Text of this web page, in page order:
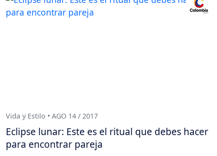
Vida y Estilo • AGO 14 / 2017
Eclipse lunar: Este es el ritual que debes hacer
para encontrar pareja